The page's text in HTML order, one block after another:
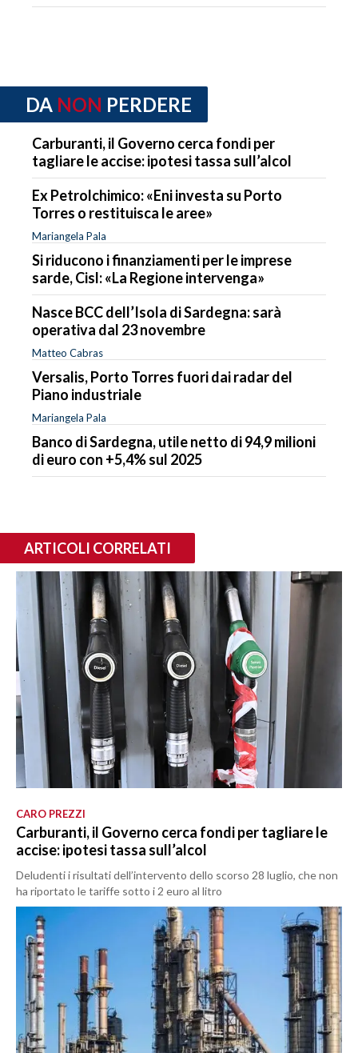
DA NON PERDERE
Carburanti, il Governo cerca fondi per
tagliare le accise: ipotesi tassa sull’alcol
Ex Petrolchimico: «Eni investa su Porto
Torres o restituisca le aree»
Mariangela Pala
Si riducono i finanziamenti per le imprese
sarde, Cisl: «La Regione intervenga»
Nasce BCC dell’Isola di Sardegna: sarà
operativa dal 23 novembre
Matteo Cabras
Versalis, Porto Torres fuori dai radar del
Piano industriale
Mariangela Pala
Banco di Sardegna, utile netto di 94,9 milioni
di euro con +5,4% sul 2025
ARTICOLI CORRELATI
CARO PREZZI
Carburanti, il Governo cerca fondi per tagliare le
accise: ipotesi tassa sull’alcol
Deludenti i risultati dell’intervento dello scorso 28 luglio, che non
ha riportato le tariffe sotto i 2 euro al litro